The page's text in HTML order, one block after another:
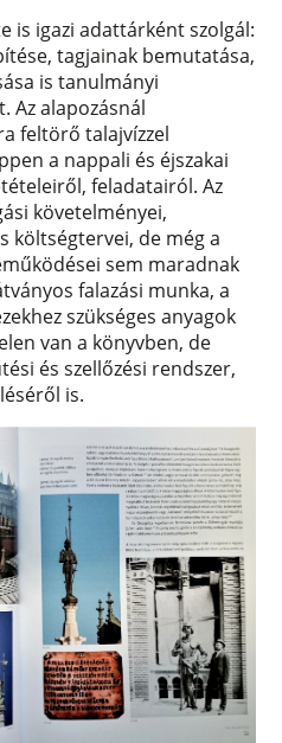
is igazi adattárként szolgál:
tagjainak bemutatása,
is tanulmányi
Az alapozásnál
feltörő talajvízzel
a nappali és éjszakai
feladatairól. Az
követelményei,
költségtervei, de még a
sem maradnak
falazási munka, a
szükséges anyagok
van a könyvben, de
és szellőzési rendszer,
is.